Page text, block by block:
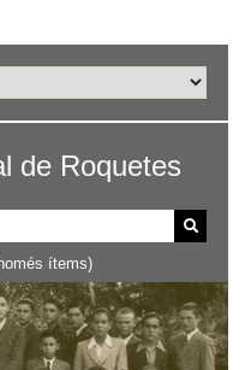
ítems)